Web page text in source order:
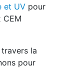
et UV pour
CEM
la
pour